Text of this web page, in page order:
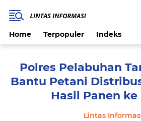
Home Terpopuler Indeks
Polres Pelabuhan
Bantu Petani
Hasil Panen ke
Lintas